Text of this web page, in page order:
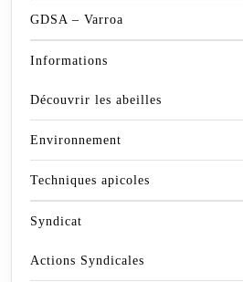
GDSA – Varroa
Informations
Découvrir les abeilles
Environnement
Techniques apicoles
Syndicat
Actions Syndicales